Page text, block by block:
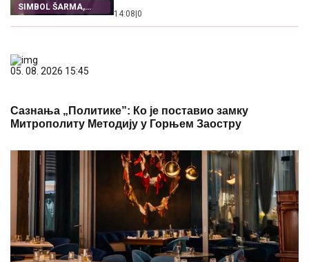
SIMBOL ŠARMA,
HARIZME I
ROMANTIKE
14:08|0
05. 08. 2026 15:45
Сазнања „Политике”: Ко је поставио замку
Митрополиту Методију у Горњем Заостру